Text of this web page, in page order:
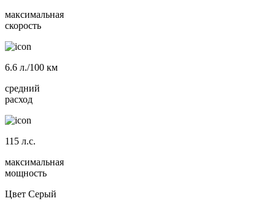
максимальная
скорость
6.6 л./100 км
средний
расход
115 л.с.
максимальная
мощность
Цвет Серый